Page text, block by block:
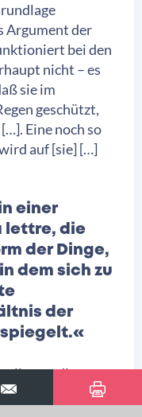
Argument der
bei den
nicht – es
sie im
geschützt,
Eine noch so
auf [sie] […]
einer
lettre, die
der Dinge,
dem sich zu
der
ihnen „die
der